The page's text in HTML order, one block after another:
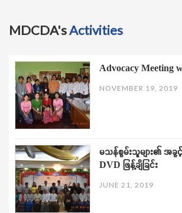
MDCDA'sActivities
Advocacy Meeting
NOVEMBER 19, 2019
မသန်စွမ်းသူများ၏ အခွ
DVD ဖြန့်ချိခြင်း
JUNE 21, 2019